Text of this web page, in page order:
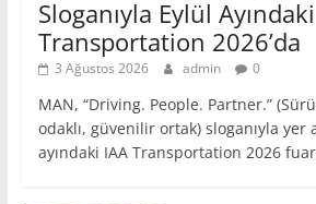
Sloganıyla Eylül
Transportation 2026’da
3 Ağustos 2026 admin 0
MAN, “Driving. People. Partner.”
odaklı, güvenilir ortak) sloganıyla yer
ayındaki IAA Transportation 2026